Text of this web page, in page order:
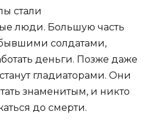
стали
люди. Большую часть
солдатами,
деньги. Позже даже
гладиаторами. Они
знаменитым, и никто
до смерти.